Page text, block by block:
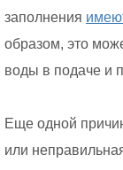
заполнения
образом, это
воды в подаче и
Еще одной
или